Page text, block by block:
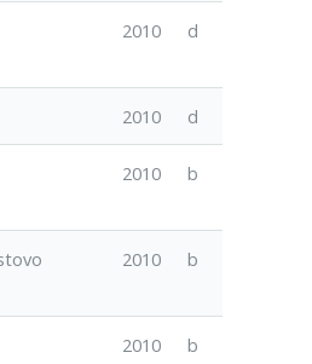
2010 d
2010 d
2010 b
2010 b
2010 b